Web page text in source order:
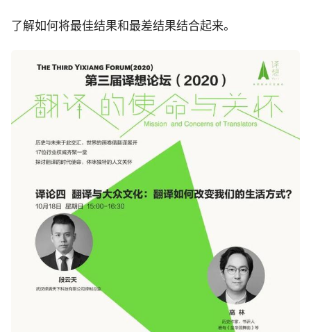
了解如何将最佳结果和最差结果结合起来。